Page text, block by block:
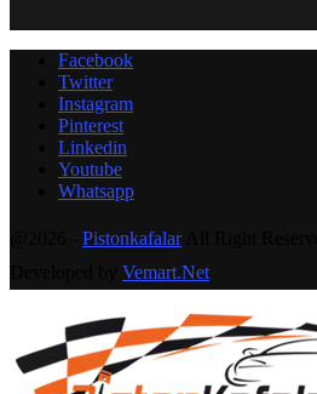
Facebook
Twitter
Instagram
Pinterest
Linkedin
Youtube
Whatsapp
PistonkafalarAll Right
Vemart.Net